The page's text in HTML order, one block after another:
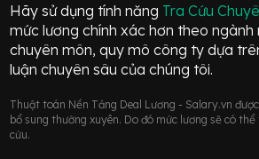
Hãy sử dụng tính năng Tra Cứu
mức lương chính xác hơn theo ngành
chuyên môn, quy mô công ty dựa
luận chuyên sâu của chúng tôi.
Thuật toán Nền Tảng Deal Lương - Salary.vn
bổ sung thường xuyên. Do đó mức lương sẽ có
cứu.